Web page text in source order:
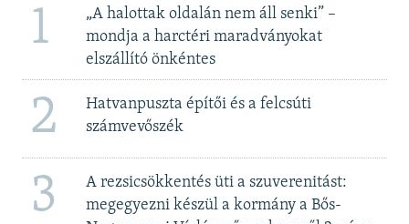
1
„A halottak oldalán nem áll senki” –
mondja a harctéri maradványokat
elszállító önkéntes
2
Hatvanpuszta építői és a felcsúti
számvevőszék
3
A rezsicsökkentés üti a szuverenitást:
megegyezni készül a kormány a Bős-